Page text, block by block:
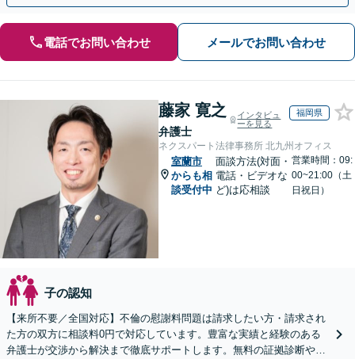
電話でお問い合わせ メールでお問い合わせ
藤家 寛之
弁護士
インタビュ
ーを見る
福岡県
ネクスパート法律事務所 北九州オフィス
室蘭市
からも相
談受付中
面談方法(対面・
電話・ビデオな
ど)は応相談
営業時間：09:
00~21:00（土
日祝日）
子の認知
【来所不要／全国対応】不倫の慰謝料問題は請求したい方・請求され
た方の双方に相談料0円で対応しています。豊富な実績と経験のある
弁護士が交渉から解決まで徹底サポートします。無料の証拠診断や着